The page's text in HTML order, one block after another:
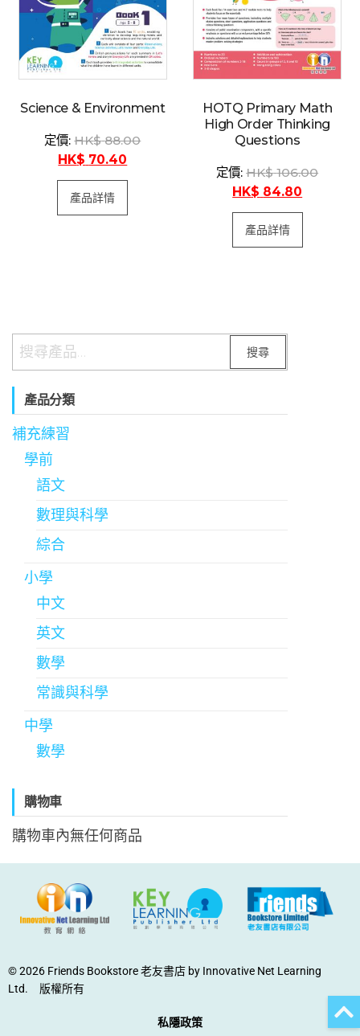
Science & Environment
$ 88.00
$ 70.40
產品詳情
HOTQ Primary Math
High Order Thinking
Questions
$ 106.00
$ 84.80
產品詳情
搜尋
產品分類
補充練習
學前
語文
數理與科學
綜合
小學
中文
英文
數學
常識與科學
中學
數學
購物車
購物車內無任何商品
© 2026 Friends Bookstore 老友書店 by Innovative Net Learning
Ltd. 版權所有
私隱政策